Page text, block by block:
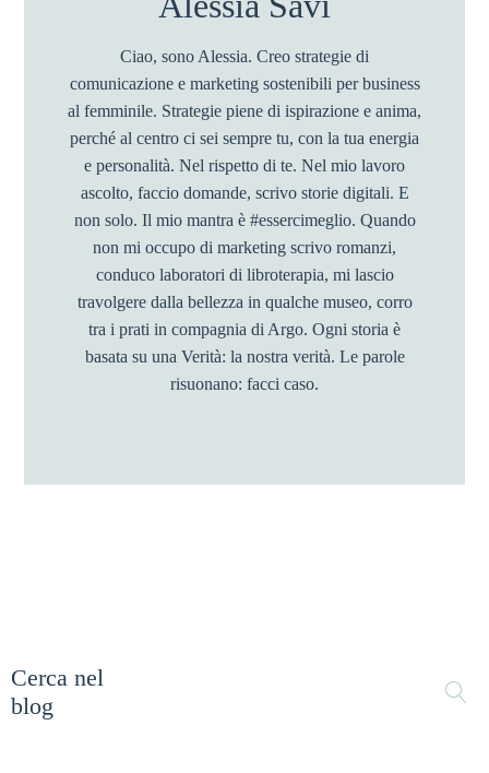
Ciao, sono Alessia. Creo strategie di
comunicazione e marketing sostenibili per business
al femminile. Strategie piene di ispirazione e anima,
perché al centro ci sei sempre tu, con la tua energia
e personalità. Nel rispetto di te. Nel mio lavoro
ascolto, faccio domande, scrivo storie digitali. E
non solo. Il mio mantra è #essercimeglio. Quando
non mi occupo di marketing scrivo romanzi,
conduco laboratori di libroterapia, mi lascio
travolgere dalla bellezza in qualche museo, corro
tra i prati in compagnia di Argo. Ogni storia è
basata su una Verità: la nostra verità. Le parole
risuonano: facci caso.
Cerca nel
blog